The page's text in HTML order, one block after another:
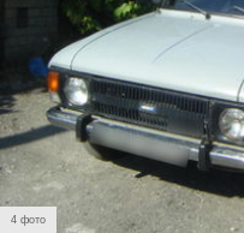
4 фото